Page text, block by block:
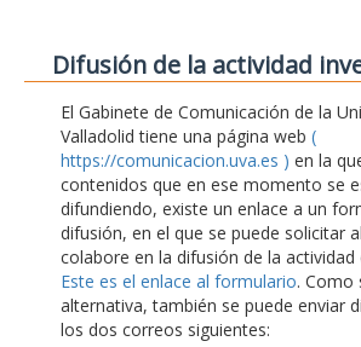
Difusión de la actividad
El Gabinete de Comunicación de la
Valladolid tiene una página web (
https://comunicacion.uva.es ) en la
contenidos que en ese momento se
difundiendo, existe un enlace a un
difusión, en el que se puede solicitar
colabore en la difusión de la actividad
Este es el enlace al formulario. Como
alternativa, también se puede enviar
los dos correos siguientes: